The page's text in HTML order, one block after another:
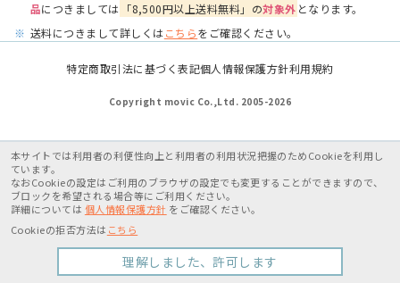
品につきましては 「8,500円以上送料無料」の対象外 となります。
※ 送料につきまして詳しくはこちらをご確認ください。
特定商取引法に基づく表記個人情報保護方針利用規約
Copyright movic Co.,Ltd. 2005-2026
本サイトでは利用者の利便性向上と利用者の利用状況把握のためCookieを利用し
ています。
なおCookieの設定はご利用のブラウザの設定でも変更することができますので、
ブロックを希望される場合等にご利用ください。
詳細については 個人情報保護方針 をご確認ください。
Cookieの拒否方法は こちら
理解しました、許可します